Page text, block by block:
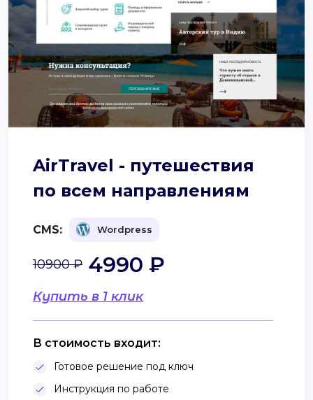
AirTravel - путешествия
по всем направлениям
CMS: Wordpress
Купить в 1 клик
10900 ₽ 4990 ₽
В стоимость входит:
Готовое решение под ключ
Инструкция по работе